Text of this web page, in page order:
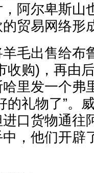
阿尔卑斯山
贸易网络形
出售给布
收购)，再由
里发一个弗
的礼物了”。
口货物通往
，他们开辟